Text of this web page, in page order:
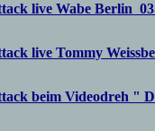
live Wabe Berlin
live Tommy
beim Videodreh "